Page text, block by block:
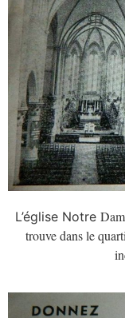
L’église Notre
trouve dans le